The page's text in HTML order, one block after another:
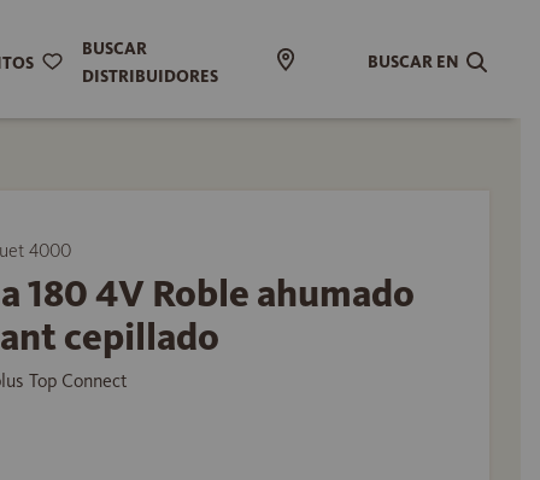
BUSCAR
DISTRIBUIDORES
BUSCAR EN
4000
180 4V Roble ahumado
cepillado
Top Connect